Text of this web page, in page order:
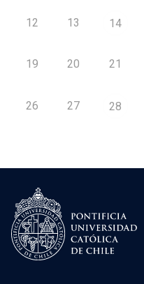
12 13 14
19 20 21
26 27 28